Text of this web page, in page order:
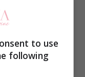
di
abolito. Al
to use
following